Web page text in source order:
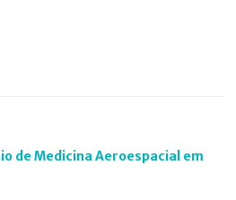
de Medicina Aeroespacial em